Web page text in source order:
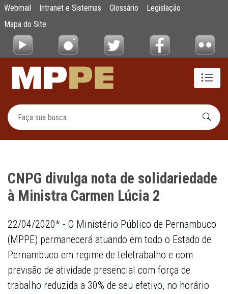
Pular para o Conteúdo principal
CNPG divulga nota de solidariedade à
Webmail Intranet e Sistemas Glossário
Legislação
Mapa do Site
CNPG divulga nota de solidariedade
à Ministra Carmen Lúcia 2
22/04/2020* - O Ministério Público de Pernambuco
(MPPE) permanecerá atuando em todo o Estado de
Pernambuco em regime de teletrabalho e com
previsão de atividade presencial com força de
trabalho reduzida a 30% de seu efetivo, no horário